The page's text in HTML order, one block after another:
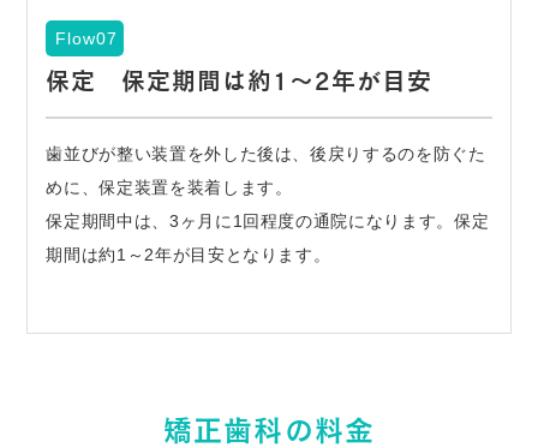
Flow07
保定 保定期間は約1～2年が目安
歯並びが整い装置を外した後は、後戻りするのを防ぐた
めに、保定装置を装着します。
保定期間中は、3ヶ月に1回程度の通院になります。保定
期間は約1～2年が目安となります。
矯正歯科の料金